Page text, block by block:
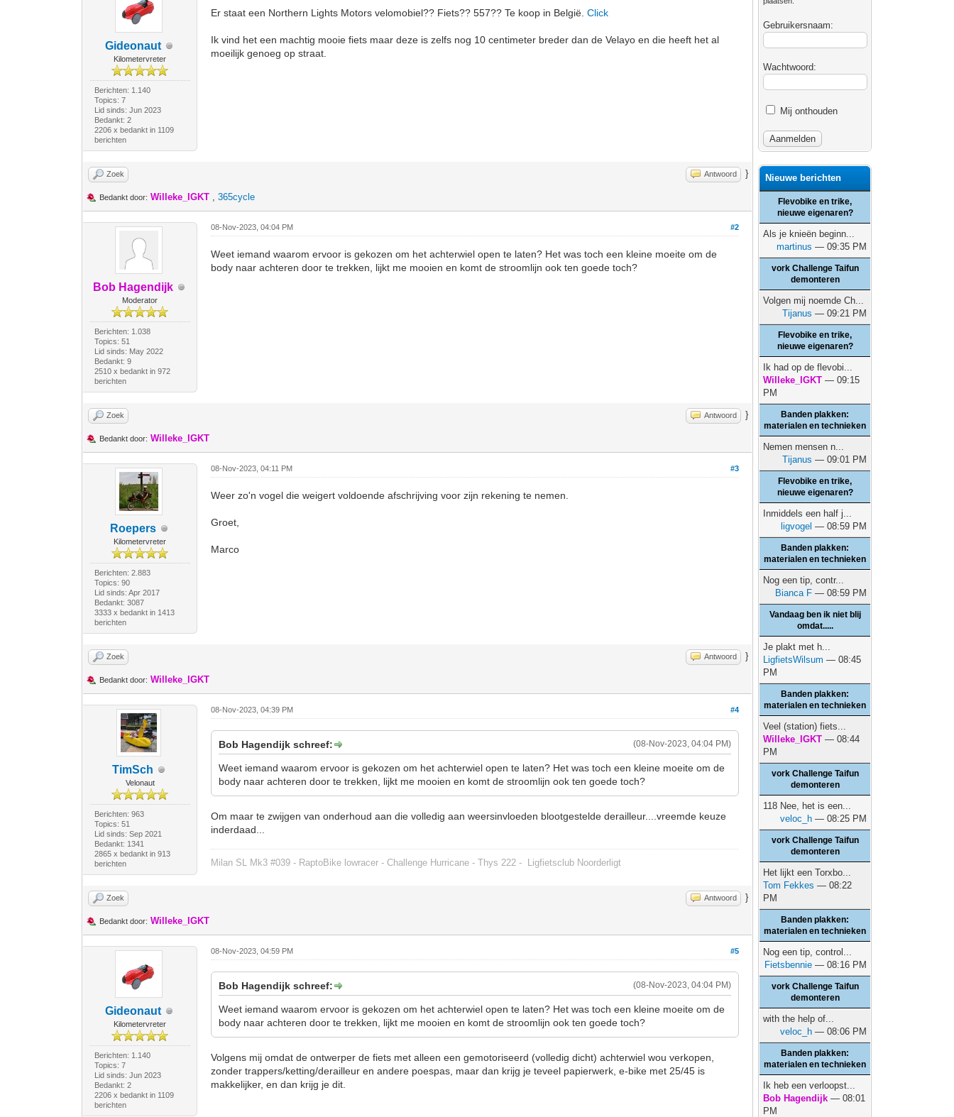
Gideonaut
Kilometervreter
Berichten: 1.140
Topics: 7
Lid sinds: Jun 2023
Bedankt: 2
2206 x bedankt in 1109
berichten
Er staat een Northern Lights Motors velomobiel?? Fiets?? 557?? Te koop in België.Click
Ik vind het een machtig mooie fiets maar deze is zelfs nog 10 centimeter breder dan de Velayo en die heeft het al
moeilijk genoeg op straat.
Zoek Antwoord }
Bedankt door: Willeke_IGKT ,365cycle
Bob Hagendijk
Moderator
Berichten: 1.038
Topics: 51
Lid sinds: May 2022
Bedankt: 9
2510 x bedankt in 972
berichten
#2
08-Nov-2023, 04:04 PM
Weet iemand waarom ervoor is gekozen om het achterwiel open te laten? Het was toch een kleine moeite om de
body naar achteren door te trekken, lijkt me mooien en komt de stroomlijn ook ten goede toch?
Zoek Antwoord }
Bedankt door: Willeke_IGKT
Roepers
Kilometervreter
Berichten: 2.883
Topics: 90
Lid sinds: Apr 2017
Bedankt: 3087
3333 x bedankt in 1413
berichten
#3
08-Nov-2023, 04:11 PM
Weer zo'n vogel die weigert voldoende afschrijving voor zijn rekening te nemen.
Groet,
Marco
Zoek Antwoord }
Bedankt door: Willeke_IGKT
TimSch
Velonaut
Berichten: 963
Topics: 51
Lid sinds: Sep 2021
Bedankt: 1341
2865 x bedankt in 913
berichten
#4
08-Nov-2023, 04:39 PM
(08-Nov-2023, 04:04 PM)
Bob Hagendijk schreef:
Weet iemand waarom ervoor is gekozen om het achterwiel open te laten? Het was toch een kleine moeite om de
body naar achteren door te trekken, lijkt me mooien en komt de stroomlijn ook ten goede toch?
Om maar te zwijgen van onderhoud aan die volledig aan weersinvloeden blootgestelde derailleur....vreemde keuze
inderdaad...
Milan SL Mk3 #039 - RaptoBike lowracer - Challenge Hurricane - Thys 222 - Ligfietsclub Noorderligt
Zoek Antwoord }
Bedankt door: Willeke_IGKT
Gideonaut
Kilometervreter
Berichten: 1.140
Topics: 7
Lid sinds: Jun 2023
Bedankt: 2
2206 x bedankt in 1109
berichten
#5
08-Nov-2023, 04:59 PM
(08-Nov-2023, 04:04 PM)
Bob Hagendijk schreef:
Weet iemand waarom ervoor is gekozen om het achterwiel open te laten? Het was toch een kleine moeite om de
body naar achteren door te trekken, lijkt me mooien en komt de stroomlijn ook ten goede toch?
Volgens mij omdat de ontwerper de fiets met alleen een gemotoriseerd (volledig dicht) achterwiel wou verkopen,
zonder trappers/ketting/derailleur en andere poespas, maar dan krijg je teveel papierwerk, e-bike met 25/45 is
makkelijker, en dan krijg je dit.
Gebruikersnaam:
Wachtwoord:
Mij onthouden
Nieuwe berichten
Flevobike en trike,
nieuwe eigenaren?
Als je knieën beginn...
martinus — 09:35 PM
vork Challenge Taifun
demonteren
Volgen mij noemde Ch...
Tijanus — 09:21 PM
Flevobike en trike,
nieuwe eigenaren?
Ik had op de flevobi...
Willeke_IGKT — 09:15
PM
Banden plakken:
materialen en technieken
Nemen mensen n...
Tijanus — 09:01 PM
Flevobike en trike,
nieuwe eigenaren?
Inmiddels een half j...
ligvogel — 08:59 PM
Banden plakken:
materialen en technieken
Nog een tip, contr...
Bianca F — 08:59 PM
Vandaag ben ik niet blij
omdat.....
Je plakt met h...
LigfietsWilsum — 08:45
PM
Banden plakken:
materialen en technieken
Veel (station) fiets...
Willeke_IGKT — 08:44
PM
vork Challenge Taifun
demonteren
118 Nee, het is een...
veloc_h — 08:25 PM
vork Challenge Taifun
demonteren
Het lijkt een Torxbo...
Tom Fekkes — 08:22
PM
Banden plakken:
materialen en technieken
Nog een tip, control...
Fietsbennie — 08:16 PM
vork Challenge Taifun
demonteren
with the help of...
veloc_h — 08:06 PM
Banden plakken:
materialen en technieken
Ik heb een verloopst...
Bob Hagendijk — 08:01
PM